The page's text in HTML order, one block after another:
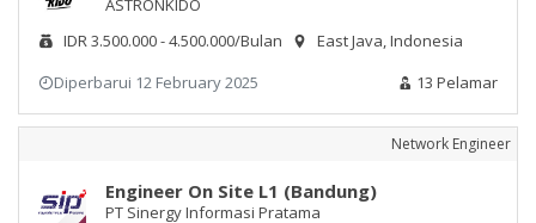
ASTRONKIDO
IDR 3.500.000 - 4.500.000/Bulan
East Java, Indonesia
Diperbarui 12 February 2025
13 Pelamar
Network Engineer
Engineer On Site L1 (Bandung)
PT Sinergy Informasi Pratama